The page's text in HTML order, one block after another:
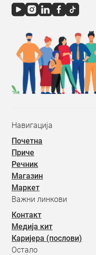
Навигација
Почетна
Приче
Речник
Магазин
Маркет
Важни линкови
Контакт
Медија кит
Каријера (послови)
Остало